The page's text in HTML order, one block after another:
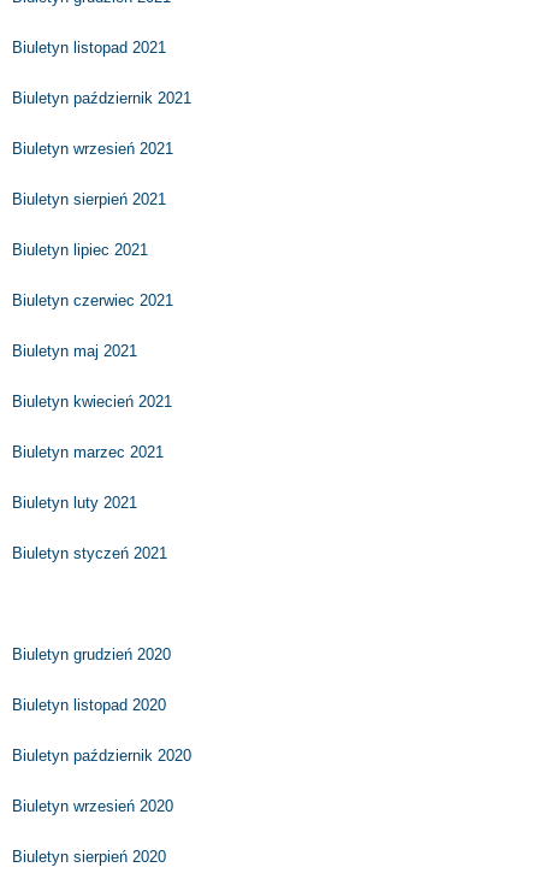
Biuletyn listopad 2021
Biuletyn październik 2021
Biuletyn wrzesień 2021
Biuletyn sierpień 2021
Biuletyn lipiec 2021
Biuletyn czerwiec 2021
Biuletyn maj 2021
Biuletyn kwiecień 2021
Biuletyn marzec 2021
Biuletyn luty 2021
Biuletyn styczeń 2021
Biuletyn grudzień 2020
Biuletyn listopad 2020
Biuletyn październik 2020
Biuletyn wrzesień 2020
Biuletyn sierpień 2020